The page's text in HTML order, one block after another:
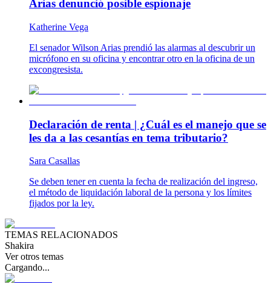
Arias denunció posible espionaje
Katherine Vega
El senador Wilson Arias prendió las alarmas al descubrir un
micrófono en su oficina y encontrar otro en la oficina de un
excongresista.
Declaración de renta | ¿Cuál es el manejo que se
les da a las cesantías en tema tributario?
Sara Casallas
Se deben tener en cuenta la fecha de realización del ingreso,
el método de liquidación laboral de la persona y los límites
fijados por la ley.
TEMAS RELACIONADOS
Shakira
Ver otros temas
Cargando...